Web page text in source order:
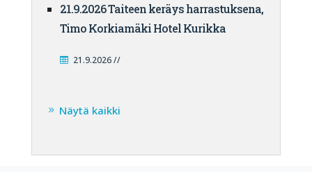
21.9.2026 Taiteen keräys harrastuksena,
Timo Korkiamäki Hotel Kurikka
21.9.2026 //
Näytä kaikki